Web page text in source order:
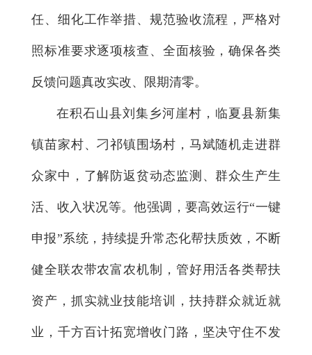
任、细化工作举措、规范验收流程，严格对
照标准要求逐项核查、全面核验，确保各类
反馈问题真改实改、限期清零。
在积石山县刘集乡河崖村，临夏县新集
镇苗家村、刁祁镇围场村，马斌随机走进群
众家中，了解防返贫动态监测、群众生产生
活、收入状况等。他强调，要高效运行“一键
申报”系统，持续提升常态化帮扶质效，不断
健全联农带农富农机制，管好用活各类帮扶
资产，抓实就业技能培训，扶持群众就近就
业，千方百计拓宽增收门路，坚决守住不发